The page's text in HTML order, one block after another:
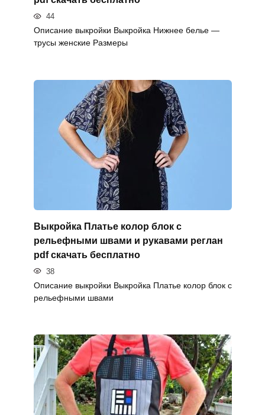
44
Описание выкройки Выкройка Нижнее белье —
трусы женские Размеры
Выкройка Платье колор блок с
рельефными швами и рукавами реглан
pdf скачать бесплатно
38
Описание выкройки Выкройка Платье колор блок с
рельефными швами